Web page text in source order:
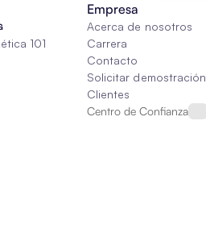
101
Empresa
Acerca de nosotros
Carrera
Contacto
Solicitar demostración
Clientes
Centro de Confianza